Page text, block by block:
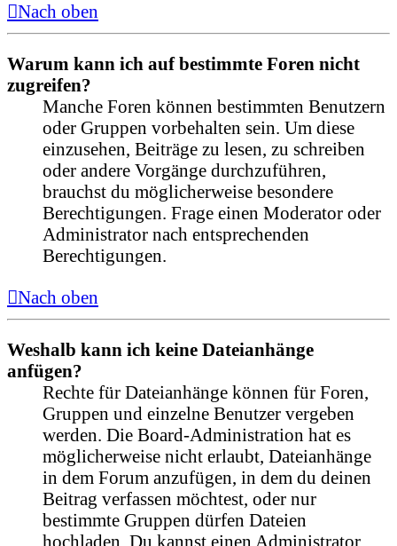
Nach oben
Warum kann ich auf bestimmte Foren nicht
zugreifen?
Manche Foren können bestimmten Benutzern
oder Gruppen vorbehalten sein. Um diese
einzusehen, Beiträge zu lesen, zu schreiben
oder andere Vorgänge durchzuführen,
brauchst du möglicherweise besondere
Berechtigungen. Frage einen Moderator oder
Administrator nach entsprechenden
Berechtigungen.
Nach oben
Weshalb kann ich keine Dateianhänge
anfügen?
Rechte für Dateianhänge können für Foren,
Gruppen und einzelne Benutzer vergeben
werden. Die Board-Administration hat es
möglicherweise nicht erlaubt, Dateianhänge
in dem Forum anzufügen, in dem du deinen
Beitrag verfassen möchtest, oder nur
bestimmte Gruppen dürfen Dateien
hochladen. Du kannst einen Administrator